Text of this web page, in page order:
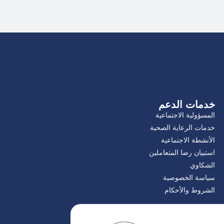
خدمات الدعم
المسؤولية الاجتماعية
خدمات الرعاية الصحية
الأنشطة الاجتماعية
استبيان رضا المتعاملين
الشكاوي
سياسة الخصوصية
الشروط والأحكام